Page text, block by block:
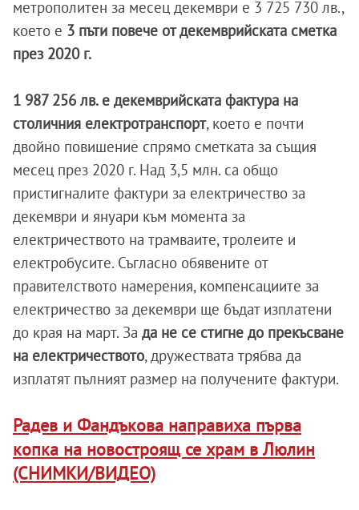
метрополитен за месец декември е 3 725 730 лв.,
което е 3 пъти повече от декемврийската сметка
през 2020 г.
1 987 256 лв. е декемврийската фактура на
столичния електротранспорт, което е почти
двойно повишение спрямо сметката за същия
месец през 2020 г. Над 3,5 млн. са общо
пристигналите фактури за електричество за
декември и януари към момента за
електричеството на трамваите, тролеите и
електробусите. Съгласно обявените от
правителството намерения, компенсациите за
електричество за декември ще бъдат изплатени
до края на март. За да не се стигне до прекъсване
на електричеството, дружествата трябва да
изплатят пълният размер на получените фактури.
Радев и Фандъкова направиха първа
копка на новостроящ се храм в Люлин
(СНИМКИ/ВИДЕО)